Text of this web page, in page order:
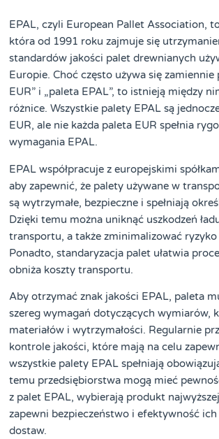
EPAL, czyli European Pallet Association,
która od 1991 roku zajmuje się
standardów jakości palet drewnianych
Europie. Choć często używa się zamiennie
EUR” i „paleta EPAL”, to istnieją między
różnice. Wszystkie palety EPAL są
EUR, ale nie każda paleta EUR spełnia
wymagania EPAL.
EPAL współpracuje z europejskimi
aby zapewnić, że palety używane w
są wytrzymałe, bezpieczne i spełniają
Dzięki temu można uniknąć uszkodzeń
transportu, a także zminimalizować
Ponadto, standaryzacja palet ułatwia
obniża koszty transportu.
Aby otrzymać znak jakości EPAL, paleta
szereg wymagań dotyczących wymiarów,
materiałów i wytrzymałości. Regularnie
kontrole jakości, które mają na celu
wszystkie palety EPAL spełniają
temu przedsiębiorstwa mogą mieć
z palet EPAL, wybierają produkt
zapewni bezpieczeństwo i efektywność ich
dostaw.